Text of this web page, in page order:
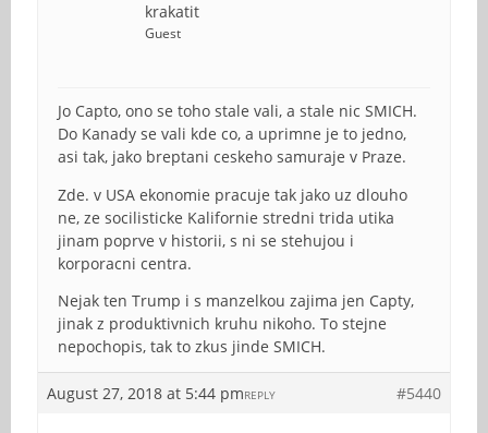
krakatit
Guest
Jo Capto, ono se toho stale vali, a stale nic SMICH.
Do Kanady se vali kde co, a uprimne je to jedno,
asi tak, jako breptani ceskeho samuraje v Praze.
Zde. v USA ekonomie pracuje tak jako uz dlouho
ne, ze socilisticke Kalifornie stredni trida utika
jinam poprve v historii, s ni se stehujou i
korporacni centra.
Nejak ten Trump i s manzelkou zajima jen Capty,
jinak z produktivnich kruhu nikoho. To stejne
nepochopis, tak to zkus jinde SMICH.
August 27, 2018 at 5:44 pm #5440
REPLY